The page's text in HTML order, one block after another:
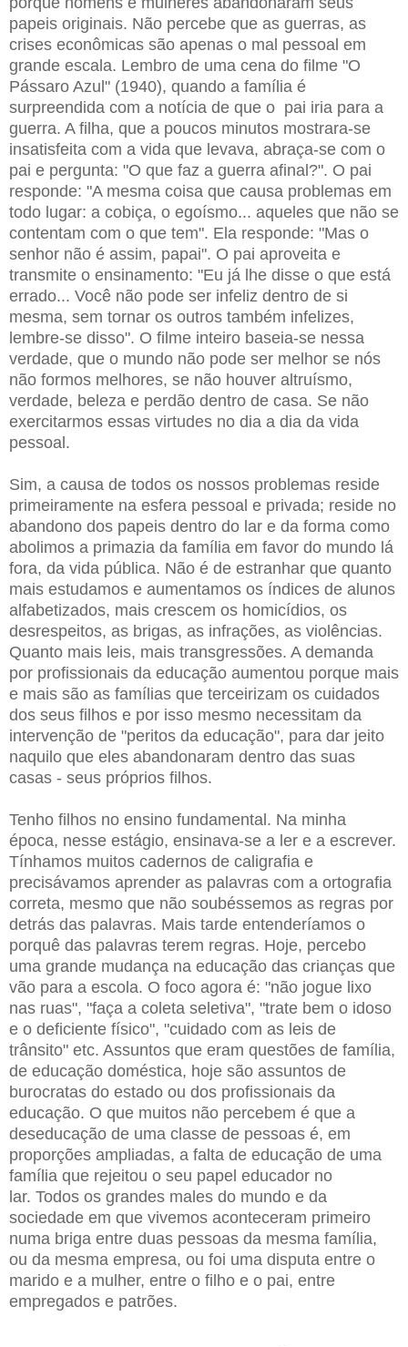
papeis originais. Não percebe que as guerras, as
crises econômicas são apenas o mal pessoal em
grande escala. Lembro de uma cena do filme "O
Pássaro Azul" (1940), quando a família é
surpreendida com a notícia de que o pai iria para a
guerra. A filha, que a poucos minutos mostrara-se
insatisfeita com a vida que levava, abraça-se com o
pai e pergunta: "O que faz a guerra afinal?". O pai
responde: "A mesma coisa que causa problemas em
todo lugar: a cobiça, o egoísmo... aqueles que não se
contentam com o que tem". Ela responde: "Mas o
senhor não é assim, papai". O pai aproveita e
transmite o ensinamento: "Eu já lhe disse o que está
errado... Você não pode ser infeliz dentro de si
mesma, sem tornar os outros também infelizes,
lembre-se disso". O filme inteiro baseia-se nessa
verdade, que o mundo não pode ser melhor se nós
não formos melhores, se não houver altruísmo,
verdade, beleza e perdão dentro de casa. Se não
exercitarmos essas virtudes no dia a dia da vida
pessoal.
Sim, a causa de todos os nossos problemas reside
primeiramente na esfera pessoal e privada; reside no
abandono dos papeis dentro do lar e da forma como
abolimos a primazia da família em favor do mundo lá
fora, da vida pública. Não é de estranhar que quanto
mais estudamos e aumentamos os índices de alunos
alfabetizados, mais crescem os homicídios, os
desrespeitos, as brigas, as infrações, as violências.
Quanto mais leis, mais transgressões. A demanda
por profissionais da educação aumentou porque mais
e mais são as famílias que terceirizam os cuidados
dos seus filhos e por isso mesmo necessitam da
intervenção de "peritos da educação", para dar jeito
naquilo que eles abandonaram dentro das suas
casas - seus próprios filhos.
Tenho filhos no ensino fundamental. Na minha
época, nesse estágio, ensinava-se a ler e a escrever.
Tínhamos muitos cadernos de caligrafia e
precisávamos aprender as palavras com a ortografia
correta, mesmo que não soubéssemos as regras por
detrás das palavras. Mais tarde entenderíamos o
porquê das palavras terem regras. Hoje, percebo
uma grande mudança na educação das crianças que
vão para a escola. O foco agora é: "não jogue lixo
nas ruas", "faça a coleta seletiva", "trate bem o idoso
e o deficiente físico", "cuidado com as leis de
trânsito" etc. Assuntos que eram questões de família,
de educação doméstica, hoje são assuntos de
burocratas do estado ou dos profissionais da
educação. O que muitos não percebem é que a
deseducação de uma classe de pessoas é, em
proporções ampliadas, a falta de educação de uma
família que rejeitou o seu papel educador no
lar. Todos os grandes males do mundo e da
sociedade em que vivemos aconteceram primeiro
numa briga entre duas pessoas da mesma família,
ou da mesma empresa, ou foi uma disputa entre o
marido e a mulher, entre o filho e o pai, entre
empregados e patrões.